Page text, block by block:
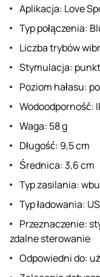
Aplikacja: Love
Typ połączenia:
Liczba trybów
Stymulacja:
Poziom hałasu:
Wodoodporność:
Waga: 58 g
Długość: 9,5 cm
Średnica: 3,6 cm
Typ zasilania:
Typ ładowania:
Przeznaczenie:
zdalne sterowanie
Odpowiedni do: